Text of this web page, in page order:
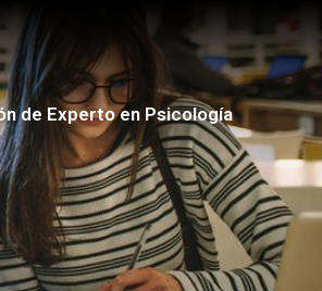
de Experto en Psicología